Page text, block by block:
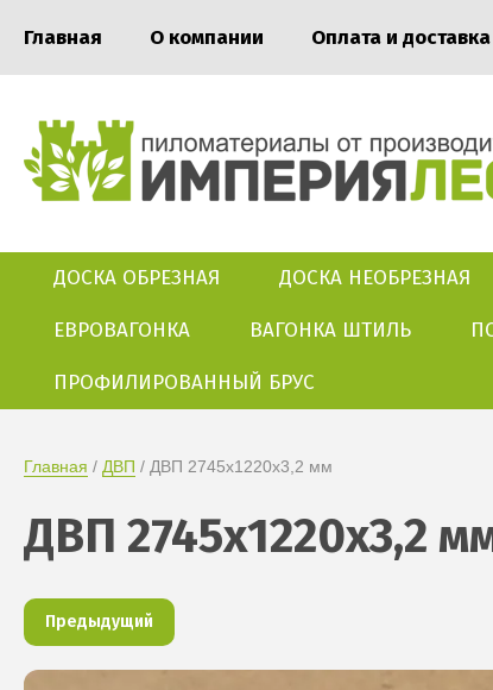
Главная О компании Оплата и доставка
ДОСКА ОБРЕЗНАЯ ДОСКА НЕОБРЕЗНАЯ
ЕВРОВАГОНКА ВАГОНКА ШТИЛЬ
ПРОФИЛИРОВАННЫЙ БРУС
Главная / ДВП / ДВП 2745х1220х3,2 мм
ДВП 2745х1220х3,2
Предыдущий